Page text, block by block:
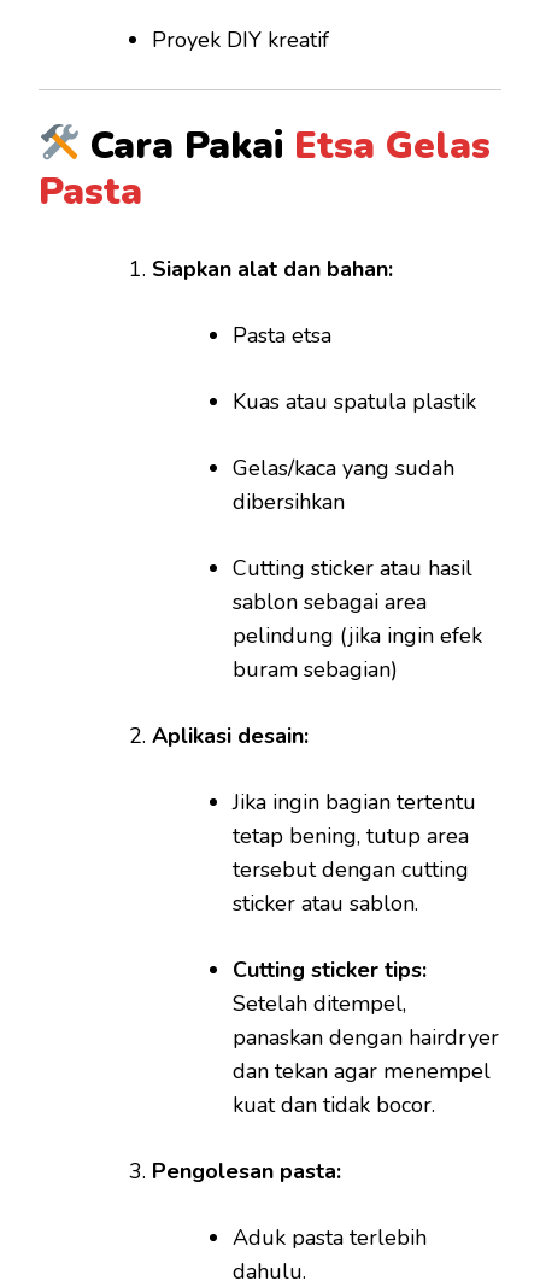
Proyek DIY kreatif
Cara Pakai Etsa Gelas
Pasta
Siapkan alat dan bahan:
Pasta etsa
Kuas atau spatula plastik
Gelas/kaca yang sudah
dibersihkan
Cutting sticker atau hasil
sablon sebagai area
pelindung (jika ingin efek
buram sebagian)
Aplikasi desain:
Jika ingin bagian tertentu
tetap bening, tutup area
tersebut dengan cutting
sticker atau sablon.
Cutting sticker tips:
Setelah ditempel,
panaskan dengan hairdryer
dan tekan agar menempel
kuat dan tidak bocor.
Pengolesan pasta:
Aduk pasta terlebih
dahulu.